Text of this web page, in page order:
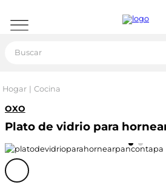
Hogar Cocina
OXO
Plato de vidrio para